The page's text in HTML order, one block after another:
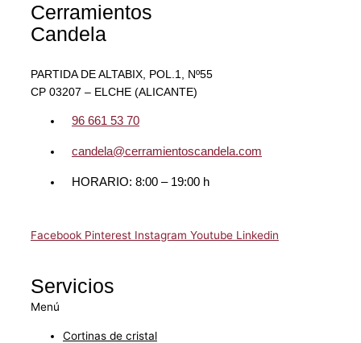
Cerramientos
Candela
PARTIDA DE ALTABIX, POL.1, Nº55
CP 03207 – ELCHE (ALICANTE)
96 661 53 70
candela@cerramientoscandela.com
HORARIO: 8:00 – 19:00 h
Facebook Pinterest Instagram Youtube Linkedin
Servicios
Menú
Cortinas de cristal